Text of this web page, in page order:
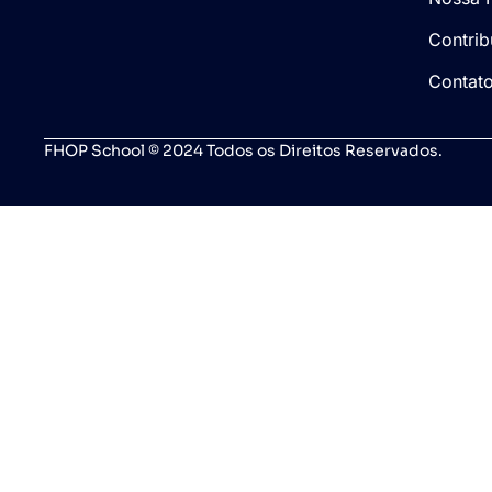
Contato
FHOP School © 2024 Todos os Direitos Reservados.